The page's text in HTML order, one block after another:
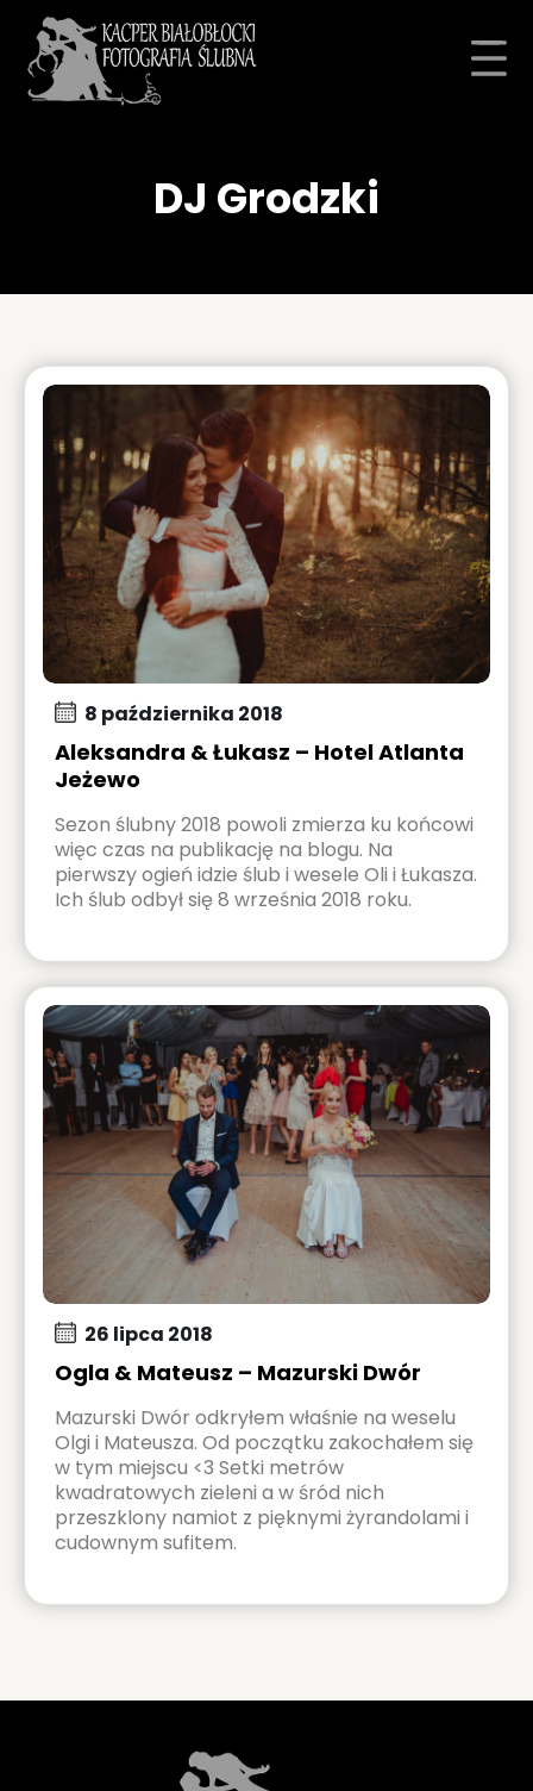
DJ Grodzki
8 października 2018
Aleksandra & Łukasz – Hotel Atlanta
Jeżewo
Sezon ślubny 2018 powoli zmierza ku końcowi
więc czas na publikację na blogu. Na
pierwszy ogień idzie ślub i wesele Oli i Łukasza.
Ich ślub odbył się 8 września 2018 roku.
26 lipca 2018
Ogla & Mateusz – Mazurski Dwór
Mazurski Dwór odkryłem właśnie na weselu
Olgi i Mateusza. Od początku zakochałem się
w tym miejscu <3 Setki metrów
kwadratowych zieleni a w śród nich
przeszklony namiot z pięknymi żyrandolami i
cudownym sufitem.